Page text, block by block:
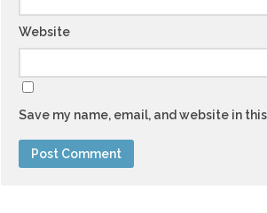
Website
Save my name, email, and website in